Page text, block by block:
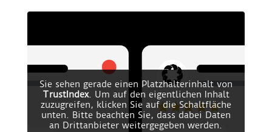
Sie sehen gerade einen Platzhalterinhalt von
TrustIndex. Um auf den eigentlichen Inhalt
zuzugreifen, klicken Sie auf die Schaltfläche
unten. Bitte beachten Sie, dass dabei Daten
an Drittanbieter weitergegeben werden.